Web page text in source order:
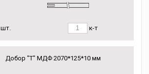
шт. к-т
Добор "Т" МДФ 2070*125*10 мм